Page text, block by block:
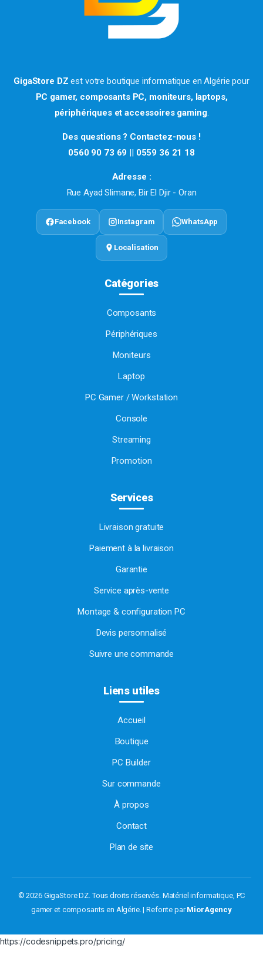
GigaStore DZ est votre boutique informatique en Algérie pour
PC gamer, composants PC, moniteurs, laptops,
périphériques et accessoires gaming.
Des questions ? Contactez-nous !
0560 90 73 69 || 0559 36 21 18
Adresse :
Rue Ayad Slimane, Bir El Djir - Oran
Facebook Instagram WhatsApp
Localisation
Catégories
Composants
Périphériques
Moniteurs
Laptop
PC Gamer / Workstation
Console
Streaming
Promotion
Services
Livraison gratuite
Paiement à la livraison
Garantie
Service après-vente
Montage & configuration PC
Devis personnalisé
Suivre une commande
Liens utiles
Accueil
Boutique
PC Builder
Sur commande
À propos
Contact
Plan de site
© 2026 GigaStore DZ. Tous droits réservés. Matériel informatique, PC
gamer et composants en Algérie. | Refonte parMiorAgency
https://codesnippets.pro/pricing/